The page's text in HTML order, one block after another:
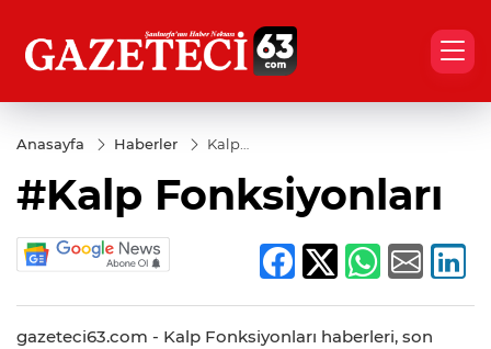
Anasayfa Haberler
Kalp
#Kalp Fonksiyonları
gazeteci63.com - Kalp Fonksiyonları haberleri, son